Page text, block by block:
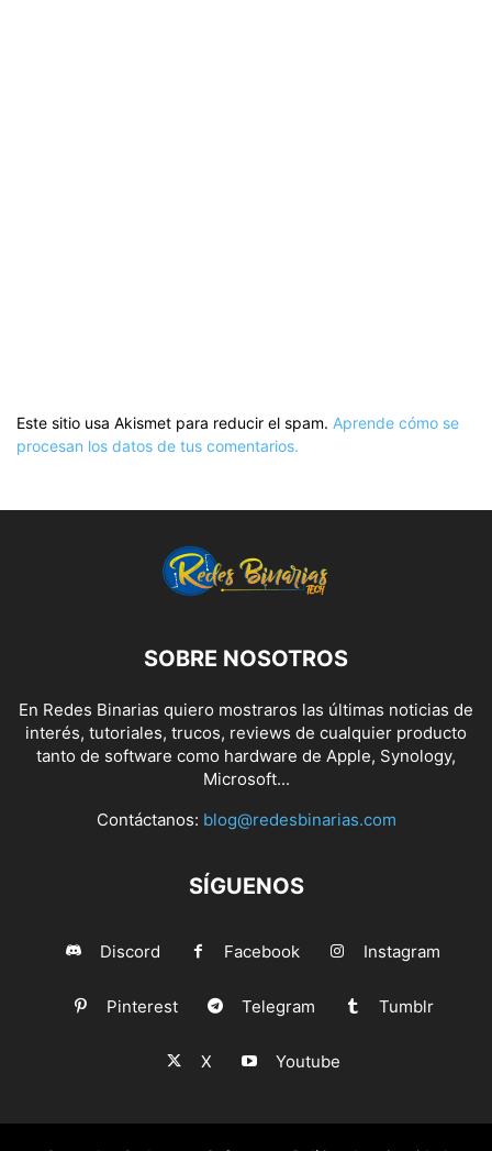
Este sitio usa Akismet para reducir el spam. Aprende cómo se
procesan los datos de tus comentarios.
SOBRE NOSOTROS
En Redes Binarias quiero mostraros las últimas noticias de
interés, tutoriales, trucos, reviews de cualquier producto
tanto de software como hardware de Apple, Synology,
Microsoft...
Contáctanos: blog@redesbinarias.com
SÍGUENOS
Discord Facebook Instagram
Pinterest Telegram Tumblr
X Youtube